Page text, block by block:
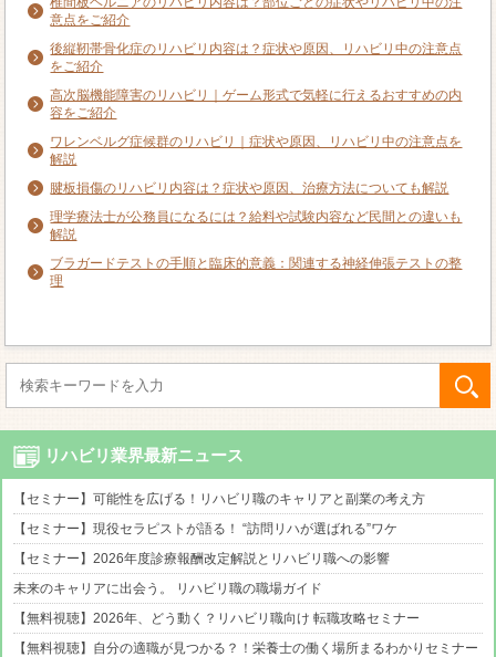
意点をご紹介
後縦靭帯骨化症のリハビリ内容は？症状や原因、リハビリ中の注意点
をご紹介
高次脳機能障害のリハビリ｜ゲーム形式で気軽に行えるおすすめの内
容をご紹介
ワレンベルグ症候群のリハビリ｜症状や原因、リハビリ中の注意点を
解説
腱板損傷のリハビリ内容は？症状や原因、治療方法についても解説
理学療法士が公務員になるには？給料や試験内容など民間との違いも
解説
ブラガードテストの手順と臨床的意義：関連する神経伸張テストの整
理
リハビリ業界最新ニュース
【セミナー】可能性を広げる！リハビリ職のキャリアと副業の考え方
【セミナー】現役セラピストが語る！ “訪問リハが選ばれる”ワケ
【セミナー】2026年度診療報酬改定解説とリハビリ職への影響
未来のキャリアに出会う。 リハビリ職の職場ガイド
【無料視聴】2026年、どう動く？リハビリ職向け 転職攻略セミナー
【無料視聴】自分の適職が見つかる？！栄養士の働く場所まるわかりセミナー